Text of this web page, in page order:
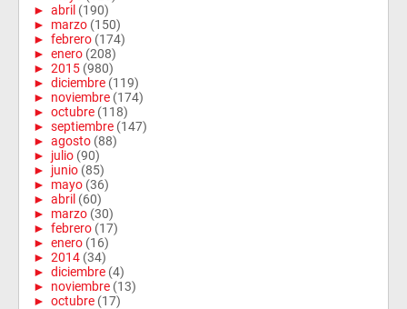
► abril (190)
► marzo (150)
► febrero (174)
► enero (208)
► 2015 (980)
► diciembre (119)
► noviembre (174)
► octubre (118)
► septiembre (147)
► agosto (88)
► julio (90)
► junio (85)
► mayo (36)
► abril (60)
► marzo (30)
► febrero (17)
► enero (16)
► 2014 (34)
► diciembre (4)
► noviembre (13)
► octubre (17)